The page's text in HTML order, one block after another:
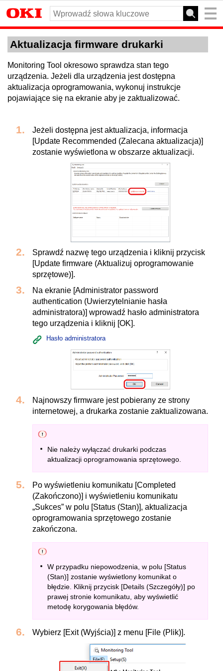
Aktualizacja firmware drukarki
Monitoring Tool okresowo sprawdza stan tego
urządzenia. Jeżeli dla urządzenia jest dostępna
aktualizacja oprogramowania, wykonuj instrukcje
pojawiające się na ekranie aby je zaktualizować.
Jeżeli dostępna jest aktualizacja, informacja
[Update Recommended (Zalecana aktualizacja)]
zostanie wyświetlona w obszarze aktualizacji.
Sprawdź nazwę tego urządzenia i kliknij przycisk
[Update firmware (Aktualizuj oprogramowanie
sprzętowe)].
Na ekranie [Administrator password
authentication (Uwierzytelnianie hasła
administratora)] wprowadź hasło administratora
tego urządzenia i kliknij [OK].
Hasło administratora
Najnowszy firmware jest pobierany ze strony
internetowej, a drukarka zostanie zaktualizowana.
Nie należy wyłączać drukarki podczas
aktualizacji oprogramowania sprzętowego.
Po wyświetleniu komunikatu [Completed
(Zakończono)] i wyświetleniu komunikatu
„Sukces” w polu [Status (Stan)], aktualizacja
oprogramowania sprzętowego zostanie
zakończona.
W przypadku niepowodzenia, w polu [Status
(Stan)] zostanie wyświetlony komunikat o
błędzie. Kliknij przycisk [Details (Szczegóły)] po
prawej stronie komunikatu, aby wyświetlić
metodę korygowania błędów.
Wybierz [Exit (Wyjścia)] z menu [File (Plik)].